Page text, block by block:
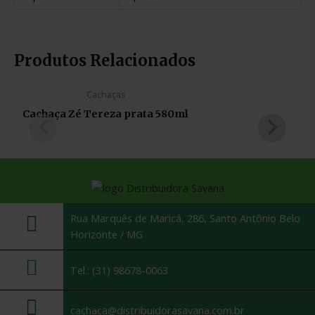
Produtos Relacionados
Cachaças
Cachaça Zé Tereza prata 580ml
Rua Marquês de Maricá, 286, Santo Antônio Belo
Horizonte / MG
Tel.: (31) 98678-0063
cachaca@distribuidorasavana.com.br